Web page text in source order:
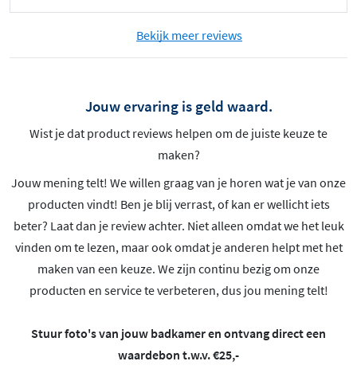
Bekijk meer reviews
Jouw ervaring is geld waard.
Wist je dat product reviews helpen om de juiste keuze te
maken?
Jouw mening telt! We willen graag van je horen wat je van onze
producten vindt! Ben je blij verrast, of kan er wellicht iets
beter? Laat dan je review achter. Niet alleen omdat we het leuk
vinden om te lezen, maar ook omdat je anderen helpt met het
maken van een keuze. We zijn continu bezig om onze
producten en service te verbeteren, dus jou mening telt!
Stuur foto's van jouw badkamer en ontvang direct een
waardebon t.w.v. €25,-